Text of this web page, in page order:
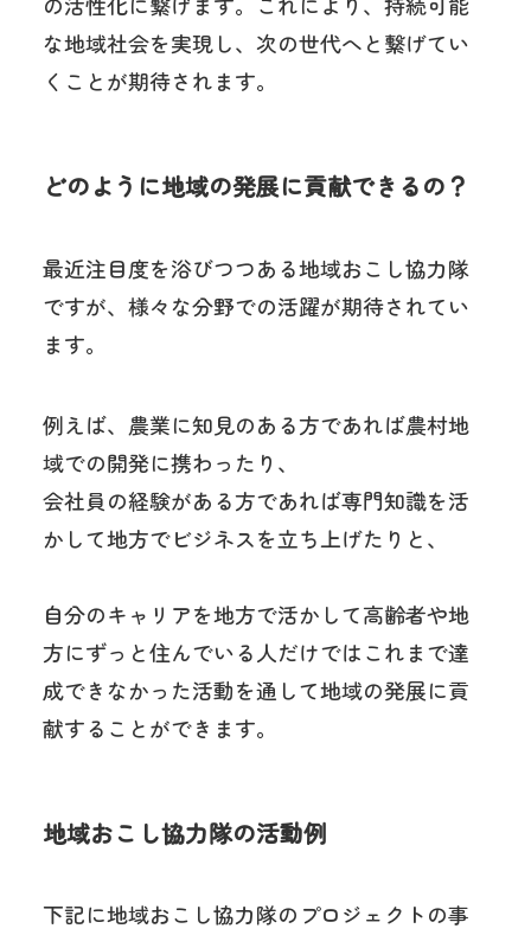
な地域社会を実現し、次の世代へと繋げてい
くことが期待されます。
どのように地域の発展に貢献できるの？
最近注目度を浴びつつある地域おこし協力隊
ですが、様々な分野での活躍が期待されてい
ます。
例えば、農業に知見のある方であれば農村地
域での開発に携わったり、
会社員の経験がある方であれば専門知識を活
かして地方でビジネスを立ち上げたりと、
自分のキャリアを地方で活かして高齢者や地
方にずっと住んでいる人だけではこれまで達
成できなかった活動を通して地域の発展に貢
献することができます。
地域おこし協力隊の活動例
下記に地域おこし協力隊のプロジェクトの事